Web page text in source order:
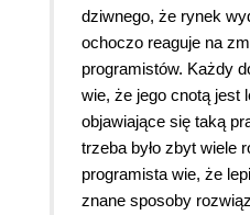
dziwnego, że rynek
ochoczo reaguje na
programistów. Każdy
wie, że jego cnotą jest
objawiające się taką
trzeba było zbyt wiele
programista wie, że
znane sposoby